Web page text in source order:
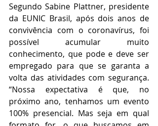
Segundo Sabine Plattner, presidente
da EUNIC Brasil, após dois anos de
convivência com o coronavírus, foi
possível acumular muito
conhecimento, que pode e deve ser
empregado para que se garanta a
volta das atividades com segurança.
“Nossa expectativa é que, no
próximo ano, tenhamos um evento
100% presencial. Mas seja em qual